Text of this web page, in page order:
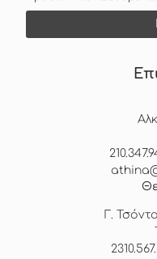
Γ.